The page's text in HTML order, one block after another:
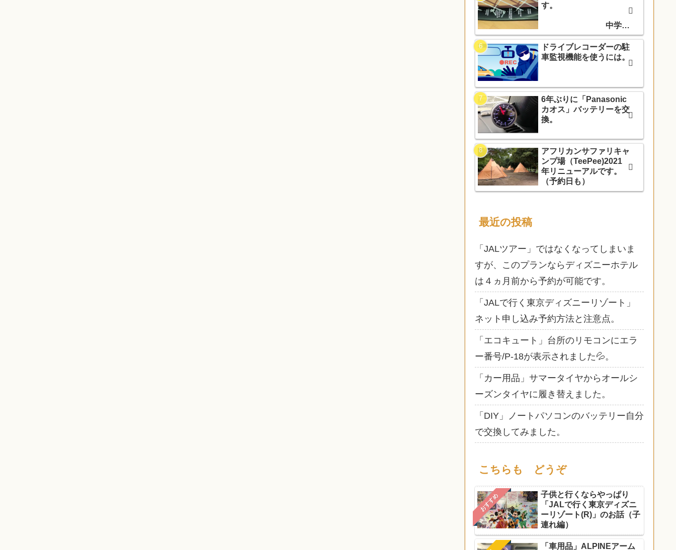
す。
中学入
学でソフトテニス部に入
部しました。
ドライブレコーダーの駐
車監視機能を使うには。
6年ぶりに「Panasonic
カオス」バッテリーを交
換。
アフリカンサファリキャ
ンプ場（TeePee)2021
年リニューアルです。
（予約日も）
最近の投稿
「JALツアー」ではなくなってしまいま
すが、このプランならディズニーホテル
は４ヵ月前から予約が可能です。
「JALで行く東京ディズニーリゾート」
ネット申し込み予約方法と注意点。
「エコキュート」台所のリモコンにエラ
ー番号/P-18が表示されました💦。
「カー用品」サマータイヤからオールシ
ーズンタイヤに履き替えました。
「DIY」ノートパソコンのバッテリー自分
で交換してみました。
こちらも どうぞ
おすすめ
子供と行くならやっぱり
「JALで行く東京ディズニ
ーリゾート(R)」のお話（子
連れ編）
「車用品」ALPINEアーム